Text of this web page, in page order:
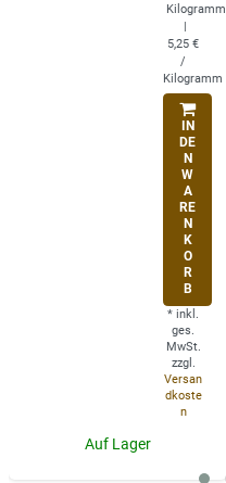
Kilogramm
|
5,25 €
/
Kilogramm
IN
DE
N
W
A
RE
N
K
O
R
B
* inkl.
ges.
MwSt.
zzgl.
Versan
dkoste
n
Auf Lager